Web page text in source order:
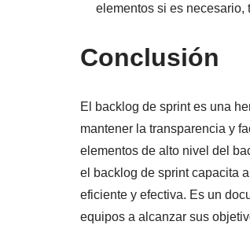
elementos si es necesario,
Conclusión
El backlog de sprint es una
mantener la transparencia y
elementos de alto nivel del
el backlog de sprint capacita
eficiente y efectiva. Es un
equipos a alcanzar sus